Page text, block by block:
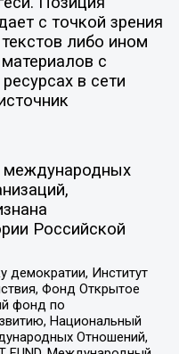
с точкой зрения
либо ином
с
в сети
международных
Российской
Институт
Фонд Открытое
фонд по
Национальный
Отношений,